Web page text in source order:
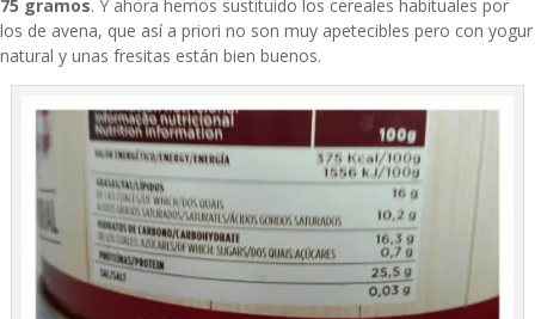
75 gramos. Y ahora hemos sustituido los cereales habituales por
los de avena, que así a priori no son muy apetecibles pero con yogur
natural y unas fresitas están bien buenos.